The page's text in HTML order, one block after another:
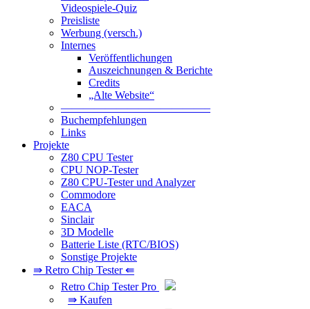
Videospiele-Quiz
Preisliste
Werbung (versch.)
Internes
Veröffentlichungen
Auszeichnungen & Berichte
Credits
„Alte Website“
—————————————–
Buchempfehlungen
Links
Projekte
Z80 CPU Tester
CPU NOP-Tester
Z80 CPU-Tester und Analyzer
Commodore
EACA
Sinclair
3D Modelle
Batterie Liste (RTC/BIOS)
Sonstige Projekte
⇛ Retro Chip Tester ⇚
Retro Chip Tester Pro
⇛ Kaufen